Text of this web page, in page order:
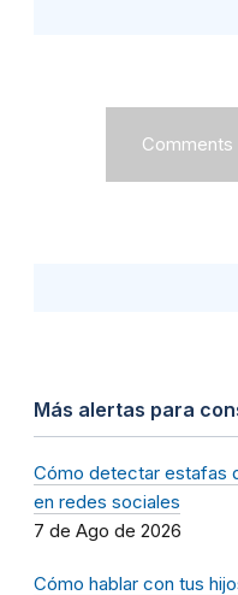
Comments
Más alertas para
Cómo detectar estafas
en redes sociales
7 de Ago de 2026
Cómo hablar con tus